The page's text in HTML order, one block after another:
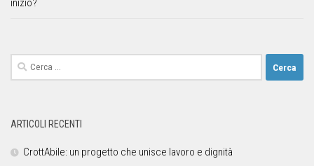
inizio?
ARTICOLI RECENTI
CrottAbile: un progetto che unisce lavoro e dignità